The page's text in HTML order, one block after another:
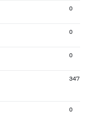
0
0
0
347
0